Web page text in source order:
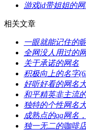
游戏id带姐姐的
相关文章
一眼就能记住的
全网没人用过的
​关于承诺的网名
积极向上的名字
好听好看的网名
和平精英非主流
独特的个性网名
成熟点的qq网名
独一无二的咖啡